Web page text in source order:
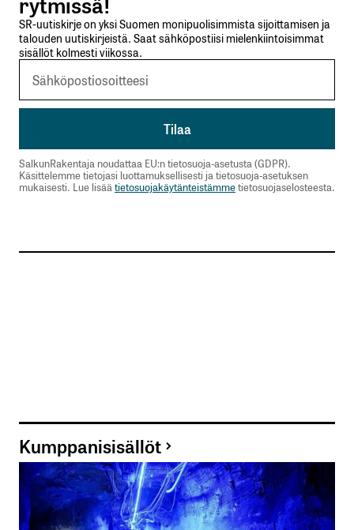
SR-uutiskirje on yksi Suomen monipuolisimmista sijoittamisen ja
talouden uutiskirjeistä. Saat sähköpostiisi mielenkiintoisimmat
sisällöt kolmesti viikossa.
SalkunRakentaja noudattaa EU:n tietosuoja-asetusta (GDPR).
Käsittelemme tietojasi luottamuksellisesti ja tietosuoja-asetuksen
mukaisesti. Lue lisäätietosuojakäytänteistämmetietosuojaselosteesta.
Kumppanisisällöt